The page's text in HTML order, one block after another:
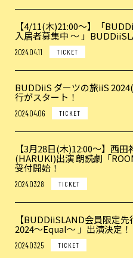
【4/11(木)21:00〜】「
入居者募集中 〜 」
2024.04.11 TICKET
BUDDiiS ダーツの旅iiS
行がスタート！
2024.04.06 TICKET
【3月28日(木)12:00〜】西
(HARUKI)出演 朗読劇「
受付開始！
2024.03.28 TICKET
【BUDDiiSLAND会員限定
2024～Equal～ 」出演決定！
2024.03.25 TICKET